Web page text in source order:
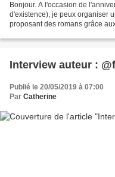
Bonjour. A l'occasion de
d'existence), je peux organiser
proposant des romans grâce
Interview auteur :
Publié le 20/05/2019 à 07:00
Par Catherine